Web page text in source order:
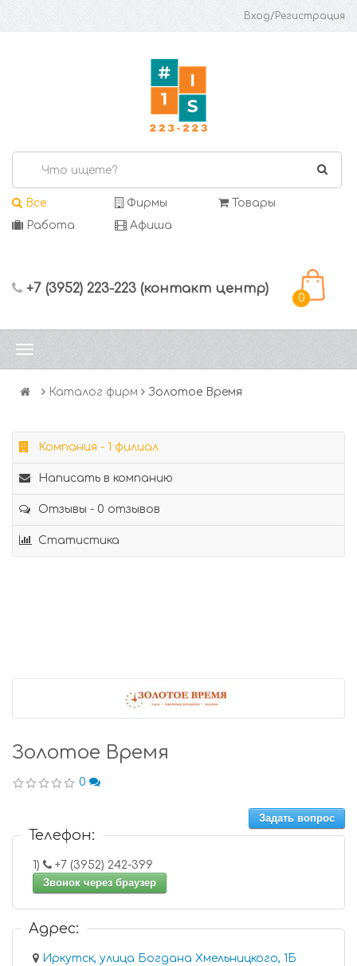
Вход/Регистрация
Все Фирмы
Товары
Работа
Афиша
+7 (3952) 223-223 (контакт центр)
0
Каталог фирм Золотое Время
Компания - 1 филиал
Написать в компанию
Отзывы - 0 отзывов
Статистика
Золотое Время
0
Задать вопрос
Телефон:
1)
+7 (3952) 242-399
Звонок через браузер
Адрес:
Иркутск, улица Богдана Хмельницкого, 1Б